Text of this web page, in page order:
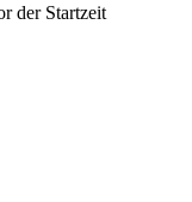
der Startzeit